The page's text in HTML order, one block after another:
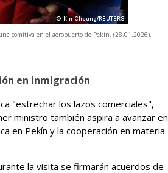
comitiva en el aeropuerto de Pekín. (28.01.2026).
en inmigración
"estrechar los lazos comerciales",
ministro también aspira a avanzar en
en Pekín y la cooperación en materia
la visita se firmarán acuerdos de